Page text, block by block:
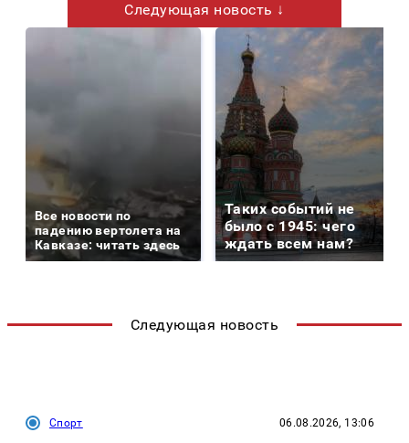
Следующая новость ↓
Все новости по
падению вертолета на
Кавказе: читать здесь
Таких событий не
было с 1945: чего
ждать всем нам?
Следующая новость
Спорт 06.08.2026, 13:06